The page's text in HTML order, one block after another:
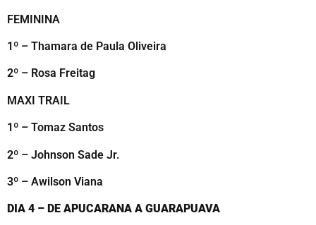
FEMININA
1º – Thamara de Paula Oliveira
2º – Rosa Freitag
MAXI TRAIL
1º – Tomaz Santos
2º – Johnson Sade Jr.
3º – Awilson Viana
DIA 4 – DE APUCARANA A GUARAPUAVA